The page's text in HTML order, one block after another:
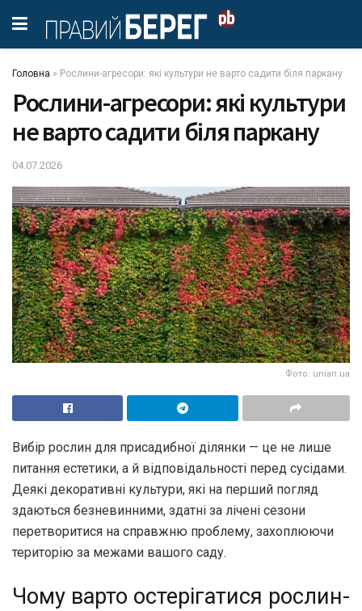
Головна » Рослини-агресори: які культури не варто садити біля паркану
Рослини-агресори: які культури
не варто садити біля паркану
04.07.2026
Фото: unian.ua
Вибір рослин для присадибної ділянки — це не лише
питання естетики, а й відповідальності перед сусідами.
Деякі декоративні культури, які на перший погляд
здаються безневинними, здатні за лічені сезони
перетворитися на справжню проблему, захоплюючи
територію за межами вашого саду.
Чому варто остерігатися рослин-